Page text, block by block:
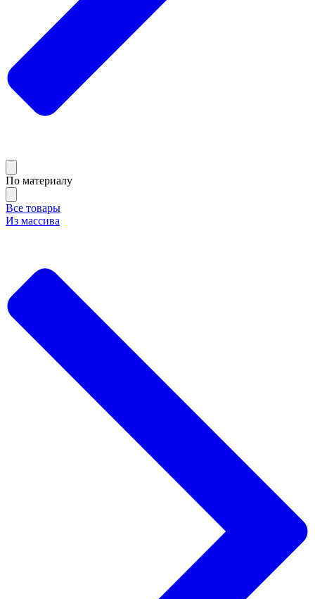
По материалу
Все товары
Из массива